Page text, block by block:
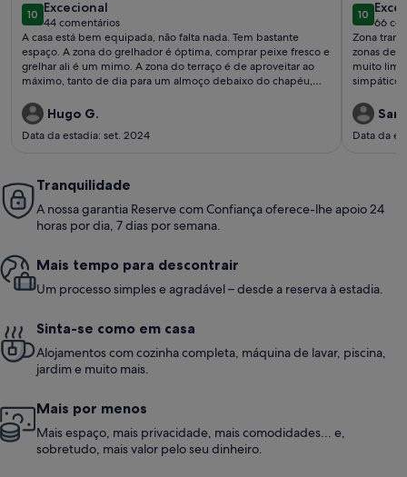
1010 de 10
Excecional
excecional
44 comentários
(44
comentários)
A casa está bem equipada, não falta nada. Tem bastante
espaço. A zona do grelhador é óptima, comprar peixe fresco e
grelhar ali é um mimo. A zona do terraço é de aproveitar ao
máximo, tanto de dia para um almoço debaixo do chapéu,
mais aprecio numas férias, tranquilidade e conforto.
Hugo G.
Data da estadia: set. 2024
1010 de 10
66
(66
Zona
zonas de
muito
Data da
Tranquilidade
A nossa garantia Reserve com Confiança oferece-lhe apoio 24
horas por dia, 7 dias por semana.
Mais tempo para descontrair
Um processo simples e agradável – desde a reserva à estadia.
Sinta-se como em casa
Alojamentos com cozinha completa, máquina de lavar, piscina,
jardim e muito mais.
Mais por menos
Mais espaço, mais privacidade, mais comodidades... e,
sobretudo, mais valor pelo seu dinheiro.